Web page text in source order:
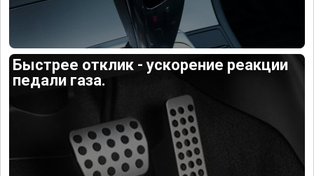
Быстрее отклик - ускорение реакции
педали газа.